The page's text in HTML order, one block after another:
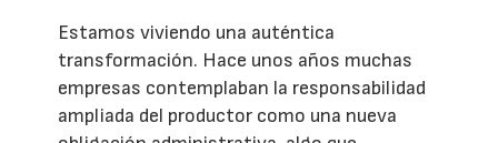
Estamos viviendo una auténtica
transformación. Hace unos años muchas
empresas contemplaban la responsabilidad
ampliada del productor como una nueva